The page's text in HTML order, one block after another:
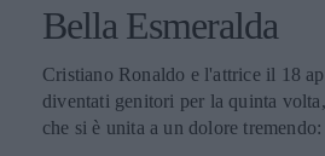
Bella Esmeralda
Cristiano Ronaldo e l'attrice il 18
diventati genitori per la quinta
che si è unita a un dolore